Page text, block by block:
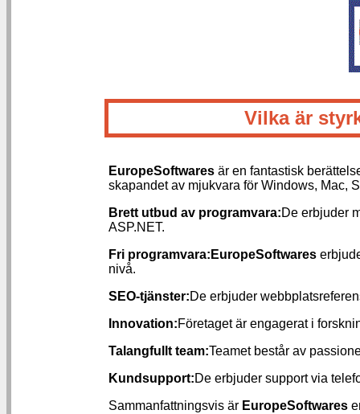
Vilka är
EuropeSoftwares är en fantastisk
skapandet av mjukvara för Windows, Mac,
Brett utbud av programvara:De erbjuder
ASP.NET.
Fri programvara: EuropeSoftwares
nivå.
SEO-tjänster:De erbjuder
Innovation:Företaget är engagerat i
Talangfullt team:Teamet består av
Kundsupport:De erbjuder support via
Sammanfattningsvis är EuropeSoftwares